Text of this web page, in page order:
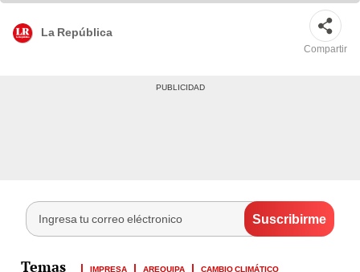
La República
Compartir
IMPRESA AREQUIPA
CAMBIO CLIMÁTICO